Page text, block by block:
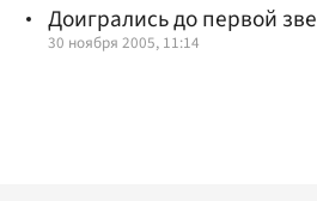
Доигрались до первой
30 ноября 2005, 11:14